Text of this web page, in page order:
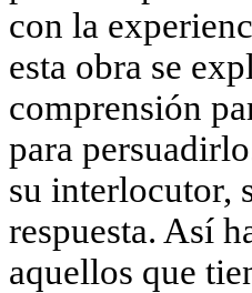
con la
esta obra se
comprensión
para
su interlocutor,
respuesta. Así
aquellos que